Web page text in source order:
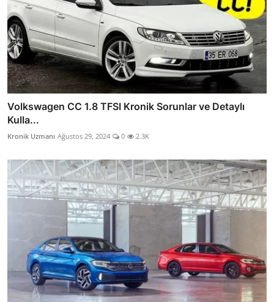
Volkswagen CC 1.8 TFSI Kronik Sorunlar ve Detaylı
Kulla...
Kronik Uzmanı Ağustos 29, 2024 0 2.3K